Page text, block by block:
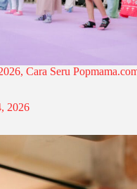
Cara Seru
2026